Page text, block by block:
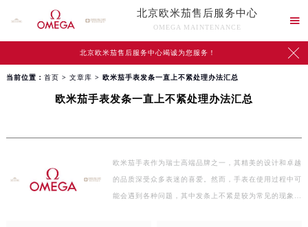
北京欧米茄售后服务中心
OMEGA MAINTENANCE

北京欧米茄售后服务中心竭诚为您服务！ 
当前位置： 首页 > 文章库 > 欧米茄手表发条一直上不紧处理办法汇总
欧米茄手表发条一直上不紧处理办法汇总
欧米茄手表作为瑞士高端品牌之一，其精美的设计和卓越
的品质深受众多表迷的喜爱。然而，手表在使用过程中可
能会遇到各种问题，其中发条上不紧是较为常见的现象…